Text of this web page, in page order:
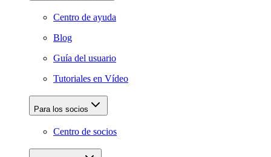
Centro de ayuda
Blog
Guía del usuario
Tutoriales en Vídeo
Para los socios
Centro de socios